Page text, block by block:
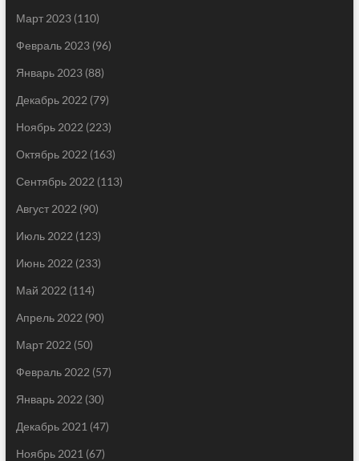
Март 2023(110)
Февраль 2023(96)
Январь 2023(88)
Декабрь 2022 (79)
Ноябрь 2022 (223)
Октябрь 2022 (163)
Сентябрь 2022 (113)
Август 2022 (90)
Июль 2022 (123)
Июнь 2022 (233)
Май 2022 (114)
Апрель 2022 (90)
Март 2022 (50)
Февраль 2022 (57)
Январь 2022 (30)
Декабрь 2021 (47)
Ноябрь 2021 (67)